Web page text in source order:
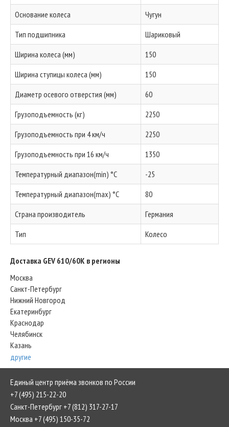
Основание колеса
Чугун
Тип подшипника
Шариковый
Ширина колеса (мм)
150
Ширина ступицы колеса (мм)
150
Диаметр осевого отверстия (мм)
60
Грузоподъемность (кг)
2250
Грузоподъемность при 4 км/ч
2250
Грузоподъемность при 16 км/ч
1350
Температурный диапазон(min) °C
-25
Температурный диапазон(max) °C
80
Страна производитель
Германия
Тип
Колесо
Доставка GEV 610/60K в регионы
Москва
Санкт-Петербург
Нижний Новгород
Екатеринбург
Краснодар
Челябинск
Казань
другие
Единый центр приёма звонков по России
+7 (495) 215-22-20
Санкт-Петербург +7 (812) 317-27-17
Москва +7 (495) 150-35-72